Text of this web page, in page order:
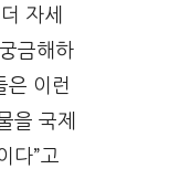
자세
금해하
은 이런
을 국제
다”고